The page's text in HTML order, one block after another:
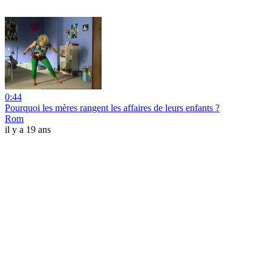
0:44
Pourquoi les mères rangent les affaires de leurs enfants ?
Rom
il y a 19 ans